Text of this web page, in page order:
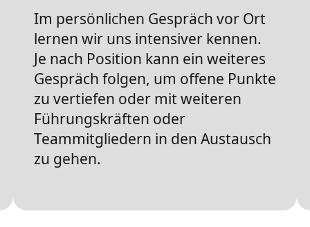
Im persönlichen Gespräch vor Ort
lernen wir uns intensiver kennen.
Je nach Position kann ein weiteres
Gespräch folgen, um offene Punkte
zu vertiefen oder mit weiteren
Führungskräften oder
Teammitgliedern in den Austausch
zu gehen.